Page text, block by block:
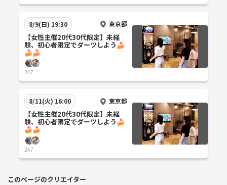
8/9(日) 19:30 東京都
【女性主催20代30代限定】未経
験、初心者限定でダーツしよう🍰
🍰🍰
247
8/11(火) 16:00 東京都
【女性主催20代30代限定】未経
験、初心者限定でダーツしよう🍰
🍰🍰
247
このページのクリエイター